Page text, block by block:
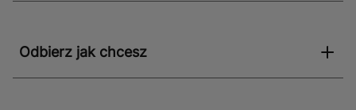
Odbierz jak chcesz